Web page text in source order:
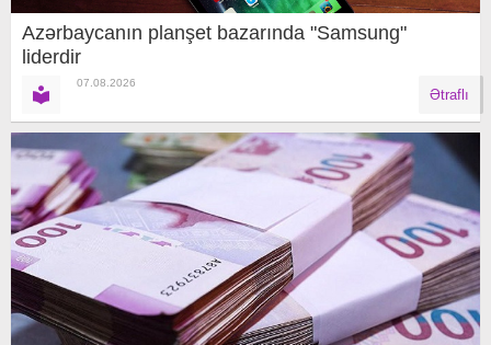
Azərbaycanın planşet bazarında "Samsung"
liderdir
07.08.2026
Ətraflı